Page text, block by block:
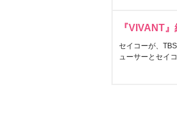
『VIVANT
セイコーが、
ューサーとセイ